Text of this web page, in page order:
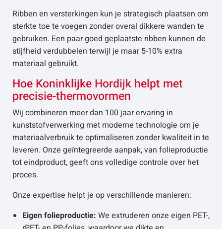
Ribben en versterkingen kun je strategisch plaatsen om
sterkte toe te voegen zonder overal dikkere wanden te
gebruiken. Een paar goed geplaatste ribben kunnen de
stijfheid verdubbelen terwijl je maar 5-10% extra
materiaal gebruikt.
Hoe Koninklijke Hordijk helpt met
precisie-thermovormen
Wij combineren meer dan 100 jaar ervaring in
kunststofverwerking met moderne technologie om je
materiaalverbruik te optimaliseren zonder kwaliteit in te
leveren. Onze geïntegreerde aanpak, van folieproductie
tot eindproduct, geeft ons volledige controle over het
proces.
Onze expertise helpt je op verschillende manieren:
Eigen folieproductie: We extruderen onze eigen PET-,